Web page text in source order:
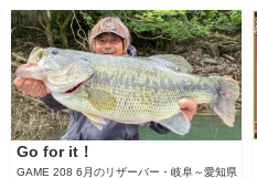
Go for it！
GAME 208 6月のリザーバー・岐阜～愛知県